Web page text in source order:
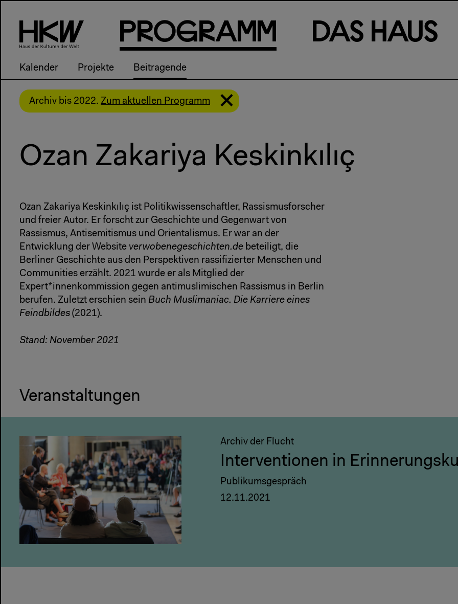
PRog Ram m
Kalender Projekte Beitragende
Das Haus
Archiv bis 2022. Zum aktuellen Programm
Ozan Zakariya Keskinkılıç
Ozan Zakariya Keskinkılıç ist Politikwissenschaftler, Rassismusforscher
und freier Autor. Er forscht zur Geschichte und Gegenwart von
Rassismus, Antisemitismus und Orientalismus. Er war an der
Entwicklung der Website verwobenegeschichten.de beteiligt, die
Berliner Geschichte aus den Perspektiven rassifizierter Menschen und
Communities erzählt. 2021 wurde er als Mitglied der
Expert*innenkommission gegen antimuslimischen Rassismus in Berlin
berufen. Zuletzt erschien sein Buch Muslimaniac. Die Karriere eines
Feindbildes (2021).
Stand: November 2021
Veranstaltungen
Archiv der Flucht
Interventionen in
Publikumsgespräch
12.11.2021